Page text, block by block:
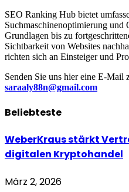
SEO Ranking Hub bietet
Suchmaschinenoptimierung
Grundlagen bis zu
Sichtbarkeit von Websites
richten sich an Einsteiger und
Senden Sie uns hier eine E-
saraaly88n@gmail.com
Beliebteste
WeberKraus stärkt
digitalen Kryptohandel
März 2, 2026